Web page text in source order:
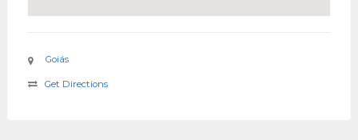
Goiás
Get Directions